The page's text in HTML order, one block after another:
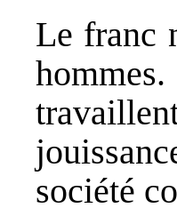
Le franc
société